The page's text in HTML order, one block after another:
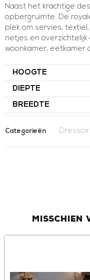
Naast het krachtige
opbergruimte. De
plek om servies,
netjes en
woonkamer, eetkamer
HOOGTE
DIEPTE
BREEDTE
Categorieën